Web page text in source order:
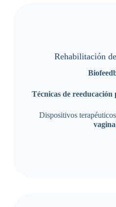
Rehabilitación
Técnicas de
Dispositivos